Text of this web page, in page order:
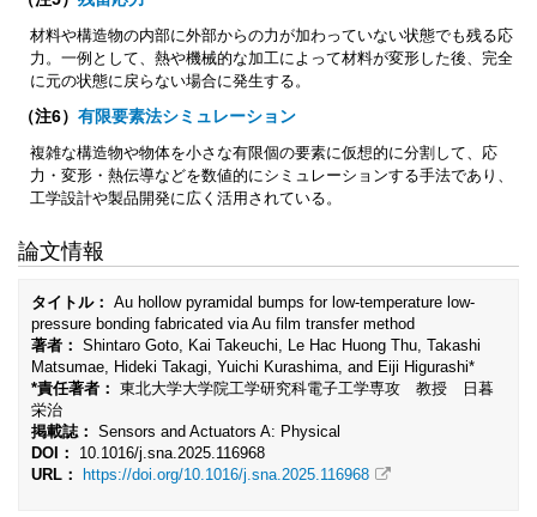
材料や構造物の内部に外部からの力が加わっていない状態でも残る応
力。一例として、熱や機械的な加工によって材料が変形した後、完全
に元の状態に戻らない場合に発生する。
（注6） 有限要素法シミュレーション
複雑な構造物や物体を小さな有限個の要素に仮想的に分割して、応
力・変形・熱伝導などを数値的にシミュレーションする手法であり、
工学設計や製品開発に広く活用されている。
論文情報
タイトル： Au hollow pyramidal bumps for low-temperature low-
pressure bonding fabricated via Au film transfer method
著者： Shintaro Goto, Kai Takeuchi, Le Hac Huong Thu, Takashi
Matsumae, Hideki Takagi, Yuichi Kurashima, and Eiji Higurashi*
*責任著者： 東北大学大学院工学研究科電子工学専攻 教授 日暮
栄治
掲載誌： Sensors and Actuators A: Physical
DOI：
10.1016/j.sna.2025.116968
URL：
https://doi.org/10.1016/j.sna.2025.116968